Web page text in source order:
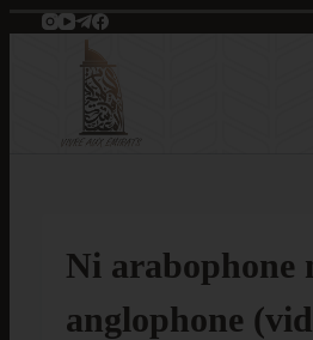
Ni arabophone
anglophone